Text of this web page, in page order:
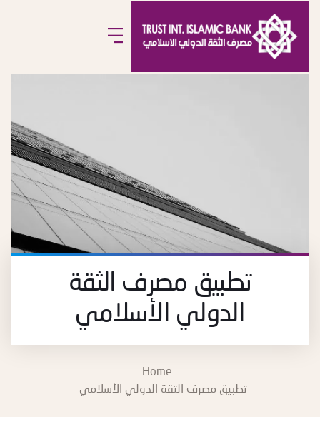
تطبیق مصرف الثقة
الدولي الأسلامي
Home
تطبیق مصرف الثقة الدولي الأسلامي